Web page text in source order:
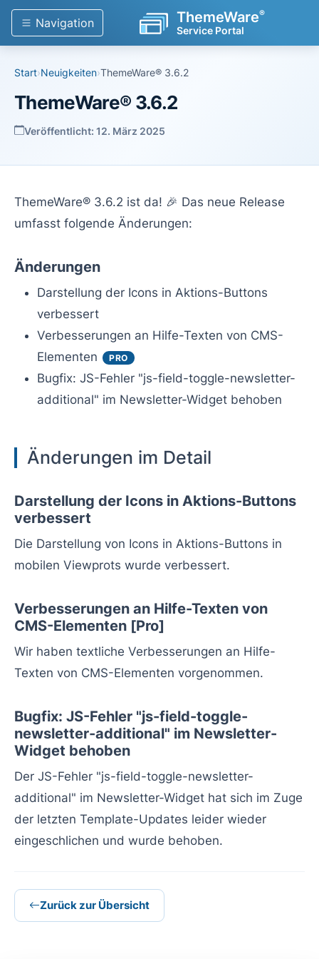
ThemeWare®
Service Portal
Navigation
Start›Neuigkeiten›ThemeWare® 3.6.2
ThemeWare® 3.6.2
Veröffentlicht: 12. März 2025
ThemeWare® 3.6.2 ist da! 🎉 Das neue Release
umfasst folgende Änderungen:
Änderungen
Darstellung der Icons in Aktions-Buttons
verbessert
Verbesserungen an Hilfe-Texten von CMS-
Elementen
PRO
Bugfix: JS-Fehler "js-field-toggle-newsletter-
additional" im Newsletter-Widget behoben
Änderungen im Detail
Darstellung der Icons in Aktions-Buttons
verbessert
Die Darstellung von Icons in Aktions-Buttons in
mobilen Viewprots wurde verbessert.
Verbesserungen an Hilfe-Texten von
CMS-Elementen [Pro]
Wir haben textliche Verbesserungen an Hilfe-
Texten von CMS-Elementen vorgenommen.
Bugfix: JS-Fehler "js-field-toggle-
newsletter-additional" im Newsletter-
Widget behoben
Der JS-Fehler "js-field-toggle-newsletter-
additional" im Newsletter-Widget hat sich im Zuge
der letzten Template-Updates leider wieder
eingeschlichen und wurde behoben.
Zurück zur Übersicht